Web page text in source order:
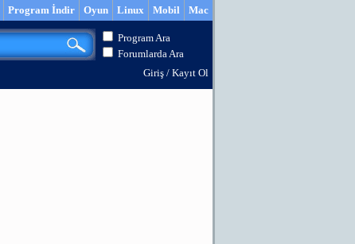
Mac
Mobil
Linux
Oyun
Program İndir
Program Ara
Forumlarda Ara
Giriş / Kayıt Ol